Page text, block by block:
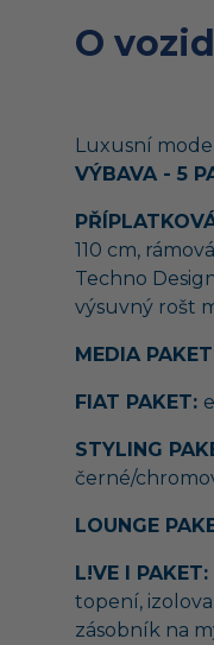
O
Luxusní
VÝBAVA - 5
110 cm,
Techno
výsuvný rošt
MEDIA
FIAT PAKET:
STYLING
černé/
LOUNGE
L!VE I PAKET:
topení,
zásobník na